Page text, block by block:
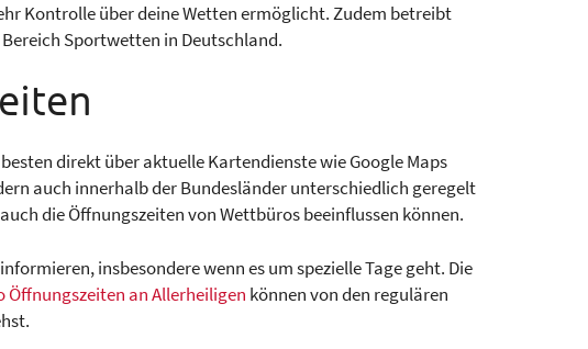
Kontrolle über deine Wetten ermöglicht. Zudem betreibt
Sportwetten in Deutschland.
direkt über aktuelle Kartendienste wie Google Maps
auch innerhalb der Bundesländer unterschiedlich geregelt
die Öffnungszeiten von Wettbüros beeinflussen können.
insbesondere wenn es um spezielle Tage geht. Die
Öffnungszeiten an Allerheiligen können von den regulären